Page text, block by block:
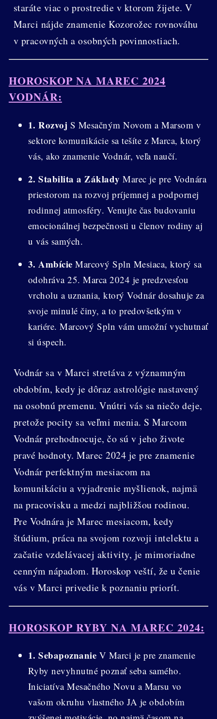
staráte viac o prostredie v ktorom žijete. V
Marci nájde znamenie Kozorožec rovnováhu
v pracovných a osobných povinnostiach.
HOROSKOP NA MAREC 2024
VODNÁR:
1. Rozvoj S Mesačným Novom a Marsom v
sektore komunikácie sa tešíte z Marca, ktorý
vás, ako znamenie Vodnár, veľa naučí.
2. Stabilita a ZákladyMarec je pre Vodnára
priestorom na rozvoj príjemnej a podpornej
rodinnej atmosféry. Venujte čas budovaniu
emocionálnej bezpečnosti u členov rodiny aj
u vás samých.
3. AmbícieMarcový Spln Mesiaca, ktorý sa
odohráva 25. Marca 2024 je predzvesťou
vrcholu a uznania, ktorý Vodnár dosahuje za
svoje minulé činy, a to predovšetkým v
kariére. Marcový Spln vám umožní vychutnať
si úspech.
Vodnár sa v Marci stretáva z významným
obdobím, kedy je dôraz astrológie nastavený
na osobnú premenu. Vnútri vás sa niečo deje,
pretože pocity sa veľmi menia. S Marcom
Vodnár prehodnocuje, čo sú v jeho živote
pravé hodnoty. Marec 2024 je pre znamenie
Vodnár perfektným mesiacom na
komunikáciu a vyjadrenie myšlienok, najmä
na pracovisku a medzi najbližšou rodinou.
Pre Vodnára je Marec mesiacom, kedy
štúdium, práca na svojom rozvoji intelektu a
začatie vzdelávacej aktivity, je mimoriadne
cenným nápadom. Horoskop veští, že u čenie
vás v Marci privedie k poznaniu priorít.
HOROSKOP RYBY NA MAREC 2024:
1. Sebapoznanie V Marci je pre znamenie
Ryby nevyhnutné poznať seba samého.
Iniciatíva Mesačného Novu a Marsu vo
vašom okruhu vlastného JA je obdobím